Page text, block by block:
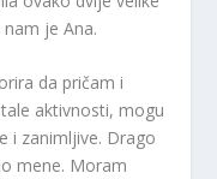
je Ana.
da pričam i
aktivnosti, mogu
i zanimljive. Drago
mene. Moram